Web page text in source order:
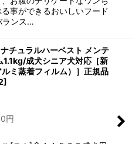
事ができるおいしいフード
ランス…
チュラルハーベスト メンテ
1.1kg/成犬シニア犬対応［新
ミ蒸着フィルム）］正規品
]
円